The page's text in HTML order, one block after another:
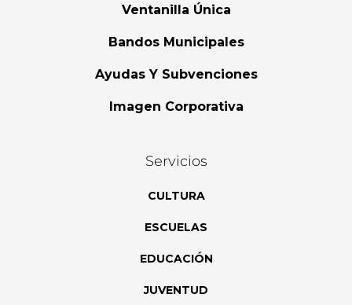
Ventanilla Única
Bandos Municipales
Ayudas Y Subvenciones
Imagen Corporativa
Servicios
CULTURA
ESCUELAS
EDUCACIÓN
JUVENTUD